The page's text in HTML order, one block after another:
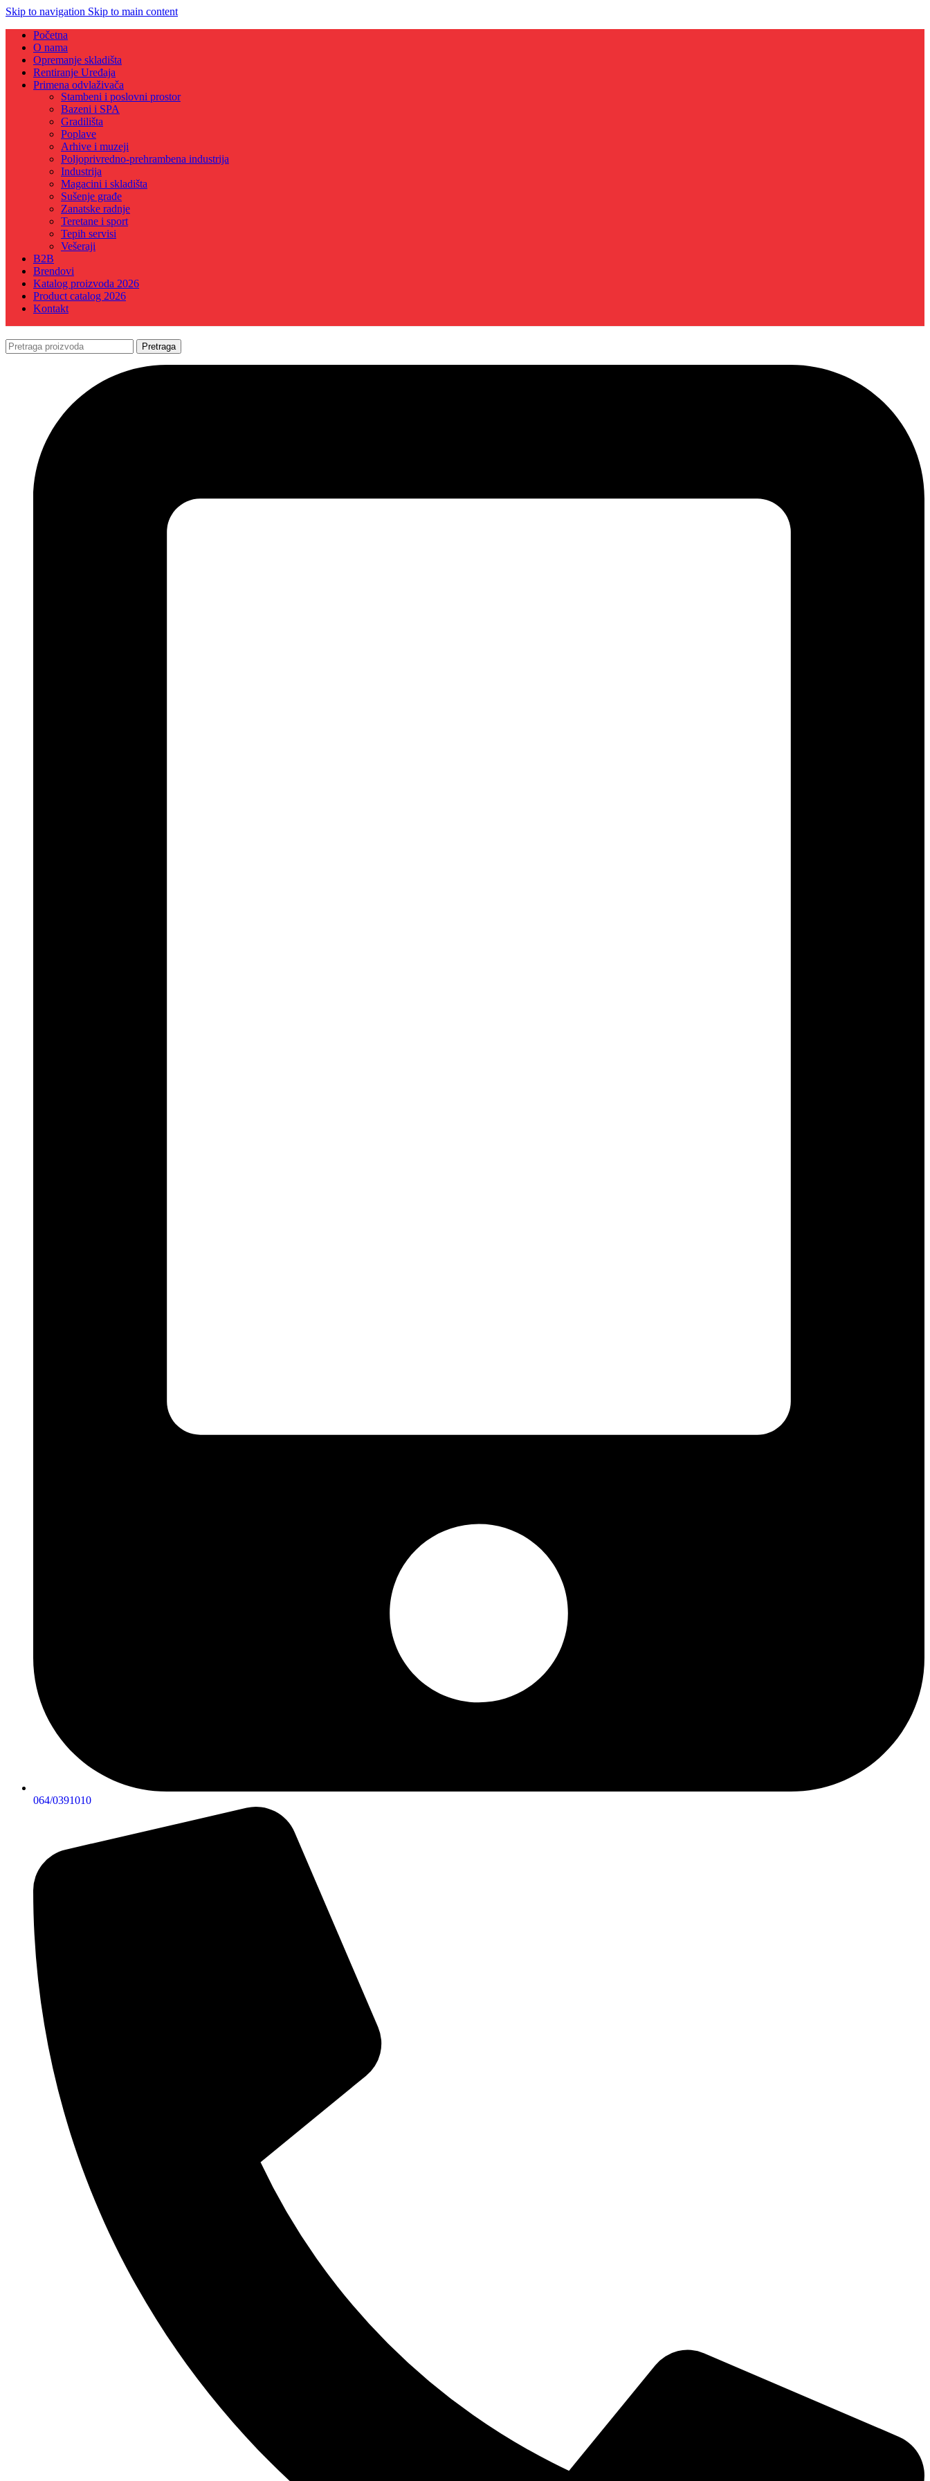
Skip to navigation Skip to main content
Početna
O nama
Opremanje skladišta
Rentiranje Uređaja
Primena odvlaživača
Stambeni i poslovni prostor
Bazeni i SPA
Gradilišta
Poplave
Arhive i muzeji
Poljoprivredno-prehrambena industrija
Industrija
Magacini i skladišta
Sušenje građe
Zanatske radnje
Teretane i sport
Tepih servisi
Vešeraji
B2B
Brendovi
Katalog proizvoda 2026
Product catalog 2026
Kontakt
Pretraga
064/0391010